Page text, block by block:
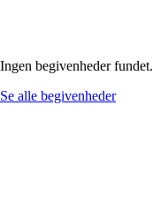
Ingen begivenheder fundet.
Se alle begivenheder